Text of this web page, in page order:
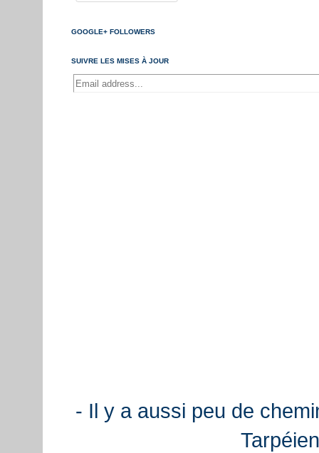
GOOGLE+ FOLLOWERS
SUIVRE LES MISES À JOUR
- Il y a aussi peu de